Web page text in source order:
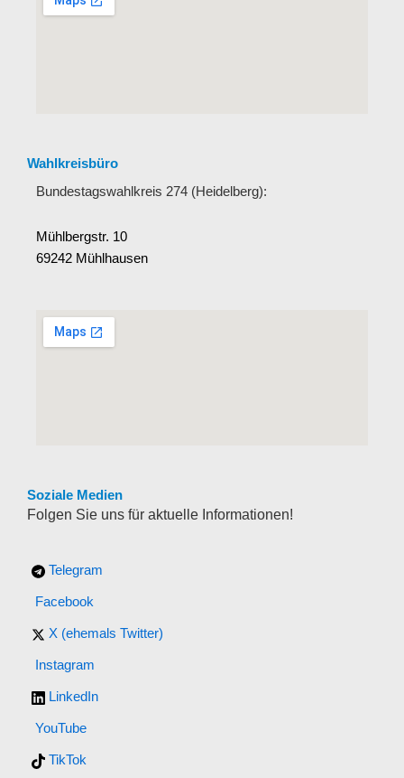
Wahlkreisbüro
Bundestagswahlkreis 274 (Heidelberg):
Mühlbergstr. 10
69242 Mühlhausen
Soziale Medien
Folgen Sie uns für aktuelle Informationen!
Telegram
Facebook
X (ehemals Twitter)
Instagram
LinkedIn
YouTube
TikTok